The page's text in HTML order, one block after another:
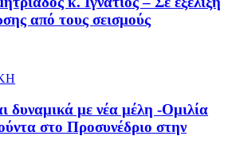
από τους σεισμούς
δυναμικά με νέα μέλη -Ομιλία
στο Προσυνέδριο στην